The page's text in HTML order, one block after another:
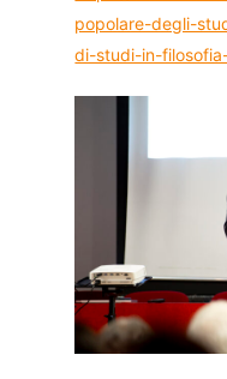
popolare-degli-
di-studi-in-